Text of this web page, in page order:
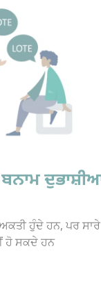
ਬਨਾਮ
ਹੁੰਦੇ ਹਨ, ਪਰ ਸਾਰੇ
ਹੋ ਸਕਦੇ ਹਨ